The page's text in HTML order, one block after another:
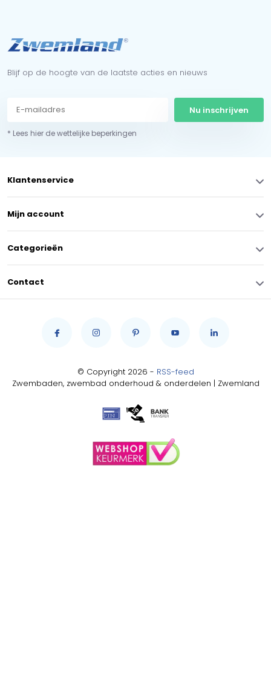
Blijf op de hoogte van de laatste acties en nieuws
Nu inschrijven
* Lees hier de wettelijke beperkingen
Klantenservice
Mijn account
Categorieën
Contact
© Copyright 2026 - RSS-feed
Zwembaden, zwembad onderhoud & onderdelen | Zwemland